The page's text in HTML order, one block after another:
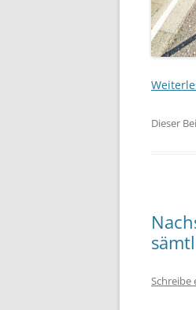
Dieser
Schreibe